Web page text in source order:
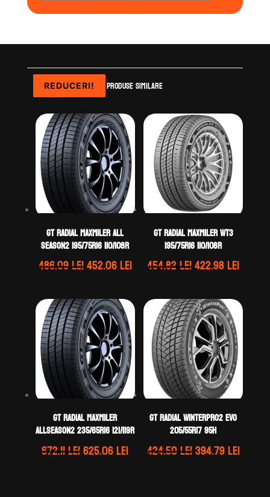
Produse similare
REDUCERI!
GT Radial MAXMILER ALL
SEASON2 195/75R16 110/108R
486.09leiPrețul
a
fost:
486.09 lei.
452.06leiPrețul
este:
452.06 lei.
REDUCERI!
GT Radial MAXMILER WT3
195/75R16 110/108R
454.82leiPrețul
a
fost:
454.82 lei.
422.98leiPrețul
este:
REDUCERI!
GT Radial MAXMILER
ALLSEASON2 235/65R16 121/119R
672.11leiPrețul
625.06leiPrețul
REDUCERI!
GT Radial WINTERPRO2 EVO
205/55R17 95H
424.50leiPrețul
394.79leiPrețul